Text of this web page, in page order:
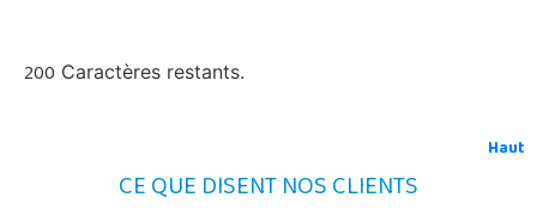
200 Caractères restants.
Haut
CE QUE DISENT NOS CLIENTS